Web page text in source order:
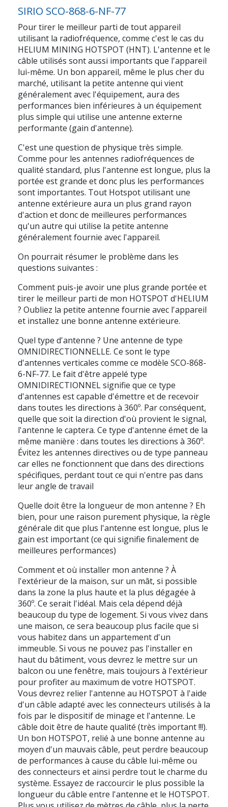
SIRIO SCO-868-6-NF-77
Pour tirer le meilleur parti de tout appareil
utilisant la radiofréquence, comme c'est le cas du
HELIUM MINING HOTSPOT (HNT). L'antenne et le
câble utilisés sont aussi importants que l'appareil
lui-même. Un bon appareil, même le plus cher du
marché, utilisant la petite antenne qui vient
généralement avec l'équipement, aura des
performances bien inférieures à un équipement
plus simple qui utilise une antenne externe
performante (gain d'antenne).
C'est une question de physique très simple.
Comme pour les antennes radiofréquences de
qualité standard, plus l'antenne est longue, plus la
portée est grande et donc plus les performances
sont importantes. Tout Hotspot utilisant une
antenne extérieure aura un plus grand rayon
d'action et donc de meilleures performances
qu'un autre qui utilise la petite antenne
généralement fournie avec l'appareil.
On pourrait résumer le problème dans les
questions suivantes :
Comment puis-je avoir une plus grande portée et
tirer le meilleur parti de mon HOTSPOT d'HELIUM
? Oubliez la petite antenne fournie avec l'appareil
et installez une bonne antenne extérieure.
Quel type d'antenne ? Une antenne de type
OMNIDIRECTIONNELLE. Ce sont le type
d'antennes verticales comme ce modèle SCO-868-
6-NF-77. Le fait d'être appelé type
OMNIDIRECTIONNEL signifie que ce type
d'antennes est capable d'émettre et de recevoir
dans toutes les directions à 360º. Par conséquent,
quelle que soit la direction d'où provient le signal,
l'antenne le captera. Ce type d'antenne émet de la
même manière : dans toutes les directions à 360º.
Évitez les antennes directives ou de type panneau
car elles ne fonctionnent que dans des directions
spécifiques, perdant tout ce qui n'entre pas dans
leur angle de travail
Quelle doit être la longueur de mon antenne ? Eh
bien, pour une raison purement physique, la règle
générale dit que plus l'antenne est longue, plus le
gain est important (ce qui signifie finalement de
meilleures performances)
Comment et où installer mon antenne ? À
l'extérieur de la maison, sur un mât, si possible
dans la zone la plus haute et la plus dégagée à
360º. Ce serait l'idéal. Mais cela dépend déjà
beaucoup du type de logement. Si vous vivez dans
une maison, ce sera beaucoup plus facile que si
vous habitez dans un appartement d'un
immeuble. Si vous ne pouvez pas l'installer en
haut du bâtiment, vous devrez le mettre sur un
balcon ou une fenêtre, mais toujours à l'extérieur
pour profiter au maximum de votre HOTSPOT.
Vous devrez relier l'antenne au HOTSPOT à l'aide
d'un câble adapté avec les connecteurs utilisés à la
fois par le dispositif de minage et l'antenne. Le
câble doit être de haute qualité (très important !!!).
Un bon HOTSPOT, relié à une bonne antenne au
moyen d'un mauvais câble, peut perdre beaucoup
de performances à cause du câble lui-même ou
des connecteurs et ainsi perdre tout le charme du
système. Essayez de raccourcir le plus possible la
longueur du câble entre l'antenne et le HOTSPOT.